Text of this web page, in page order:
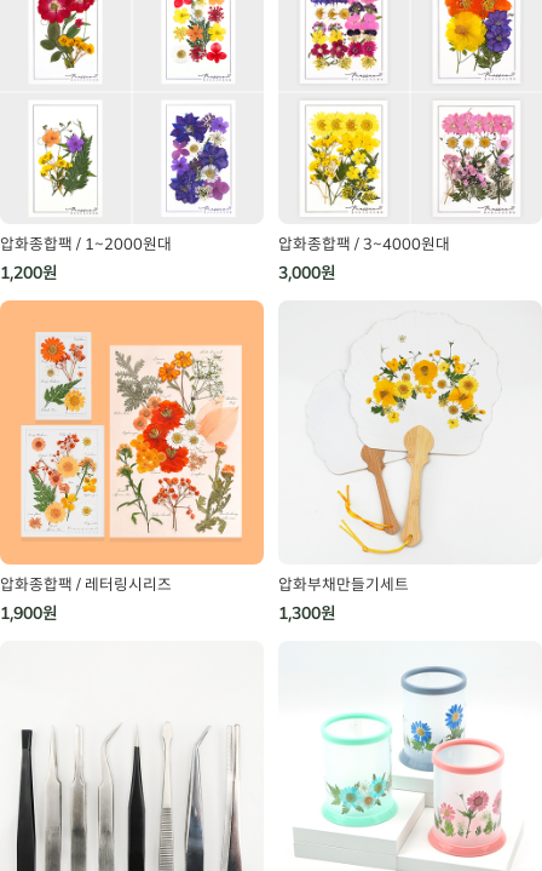
압화종합팩 / 1~2000원대
1,200원
압화종합팩 / 3~4000원대
3,000원
압화종합팩 / 레터링시리즈
1,900원
압화부채만들기세트
1,300원